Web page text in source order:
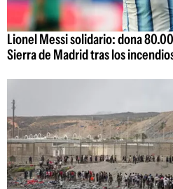
Lionel Messi solidario: dona
Sierra de Madrid tras los